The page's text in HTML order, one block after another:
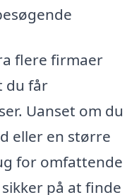
flere firmaer
du får
Uanset om du
eller en større
for omfattende
på at finde